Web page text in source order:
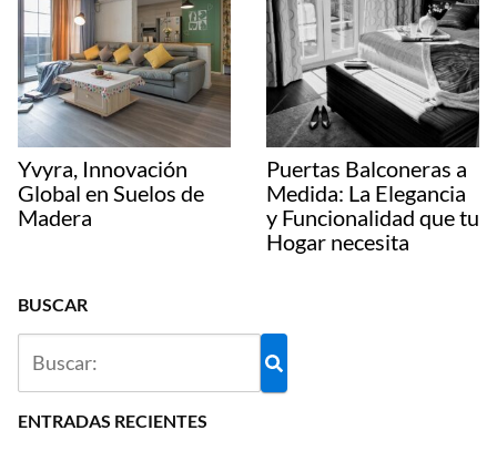
Yvyra, Innovación
Global en Suelos de
Madera
Puertas Balconeras a
Medida: La Elegancia
y Funcionalidad que tu
Hogar necesita
BUSCAR
ENTRADAS RECIENTES